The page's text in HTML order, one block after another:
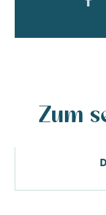
Zum